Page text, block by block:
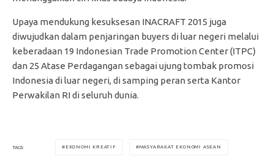
Upaya mendukung kesuksesan INACRAFT 2015 juga
diwujudkan dalam penjaringan buyers di luar negeri melalui
keberadaan 19 Indonesian Trade Promotion Center (ITPC)
dan 25 Atase Perdagangan sebagai ujung tombak promosi
Indonesia di luar negeri, di samping peran serta Kantor
Perwakilan RI di seluruh dunia.
TAGS EKONOMI KREATIF MASYARAKAT EKONOMI ASEAN